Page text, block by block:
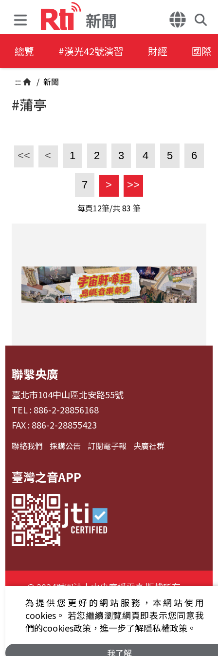
新聞
總覽 #漢光42號演習 財經 國際
::: / 新聞
#蒲亭
<< < 1 2 3 4 5 6
7 > >>
每頁12筆/共83 筆
聯繫央廣
臺北市104中山區北安路55號
TEL : 886-2-28856168
FAX : 886-2-28855423
聯絡我們 採購公告 訂閱電子報 央廣社群
臺灣之音APP
© 2024財團法人中央廣播電臺 版權所有
資通安全政策聲明
服務條款 隱私權條款
為提供您更好的網站服務，本網站使用
cookies。 若您繼續瀏覽網頁即表示您同意我
們的cookies政策，進一步了解隱私權政策。
我了解